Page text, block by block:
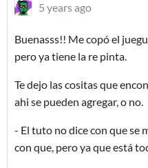
5 years ago
Buenasss!! Me copó el
pero ya tiene la re pinta.
Te dejo las cositas que
ahi se pueden agregar, o no.
- El tuto no dice con que se
con que, pero ya que está